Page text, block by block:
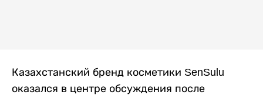
Казахстанский бренд косметики SenSulu
оказался в центре обсуждения после